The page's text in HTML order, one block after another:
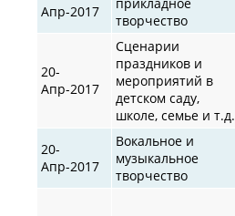
Апр-2017
творчество
20-
Апр-2017
Сценарии
праздников и
мероприятий в
детском саду,
школе, семье и т.д.
20-
Апр-2017
Вокальное и
музыкальное
творчество